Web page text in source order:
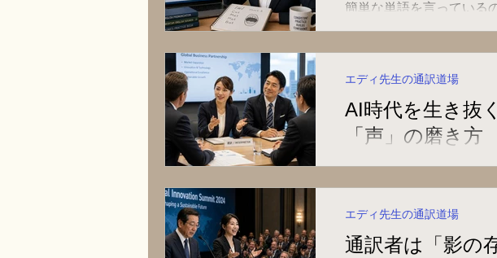
簡単な単語を言っている
AI時代を生き抜
「声」の磨き方
AI通訳アプリの進化には
だからできることがいく
エディ先生の通訳道場
通訳者は「影の
エディ先生の通訳道場